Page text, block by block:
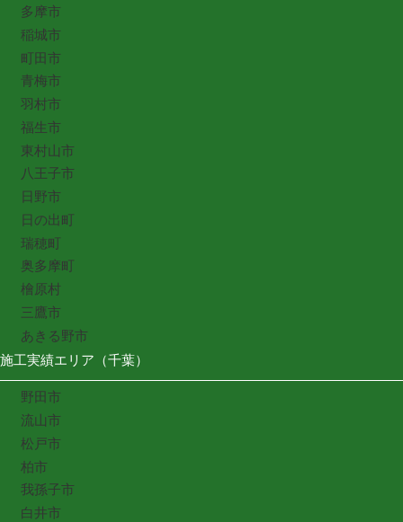
多摩市
稲城市
町田市
青梅市
羽村市
福生市
東村山市
八王子市
日野市
日の出町
瑞穂町
奥多摩町
檜原村
三鷹市
あきる野市
施工実績エリア（千葉）
野田市
流山市
松戸市
柏市
我孫子市
白井市